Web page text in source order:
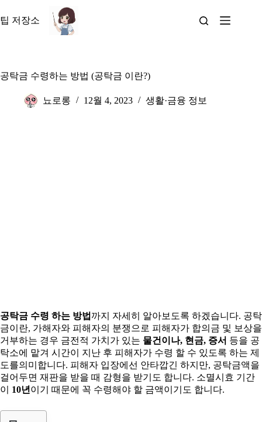
문
뛰
팁 저장소
공탁금 수령하는 방법 (공탁금 이란?)
뇨로롱 12월 4, 2023 생활·금융 정보
공탁금 수령 하는 방법 까지 자세히 알아보도록 하겠습니다. 공탁
금이란, 가해자와 피해자의 분쟁으로 피해자가 합의금 및 보상을
거부하는 경우 금전적 가치가 있는 물건이나, 현금, 증서 등을 공
탁소에 맡겨 시간이 지난 후 피해자가 수령 할 수 있도록 하는 제
도를의미합니다. 피해자 입장에선 안타깝긴 하지만, 공탁금액을
걸어두면 재판을 받을 때 감형을 받기도 합니다. 소멸시효 기간
이 10년 이기 때문에 꼭 수령해야 할 금액이기도 합니다.